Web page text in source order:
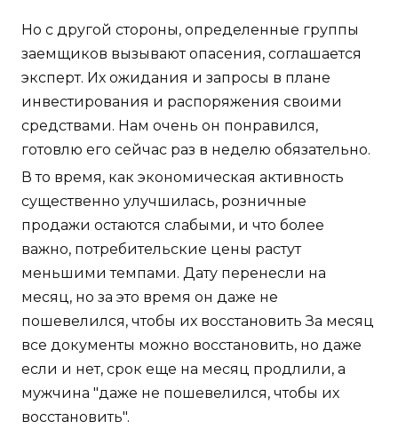
Но с другой стороны, определенные группы
заемщиков вызывают опасения, соглашается
эксперт. Их ожидания и запросы в плане
инвестирования и распоряжения своими
средствами. Нам очень он понравился,
готовлю его сейчас раз в неделю обязательно.
В то время, как экономическая активность
существенно улучшилась, розничные
продажи остаются слабыми, и что более
важно, потребительские цены растут
меньшими темпами. Дату перенесли на
месяц, но за это время он даже не
пошевелился, чтобы их восстановить За месяц
все документы можно восстановить, но даже
если и нет, срок еще на месяц продлили, а
мужчина "даже не пошевелился, чтобы их
восстановить".